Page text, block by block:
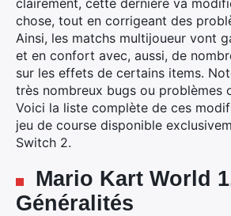
clairement, cette dernière va
chose, tout en corrigeant des
Ainsi, les matchs multijoueur vont
et en confort avec, aussi, de
sur les effets de certains items.
très nombreux bugs ou problèmes
Voici la liste complète de ces
jeu de course disponible
Switch 2.
Mario Kart World
Généralités